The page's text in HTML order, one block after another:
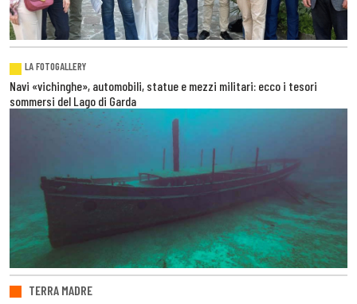
LA FOTOGALLERY
Navi «vichinghe», automobili, statue e mezzi militari: ecco i tesori
sommersi del Lago di Garda
TERRA MADRE